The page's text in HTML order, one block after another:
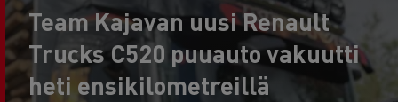
Team Kajavan uusi Renault
Trucks C520 puuauto vakuutti
heti ensikilometreillä